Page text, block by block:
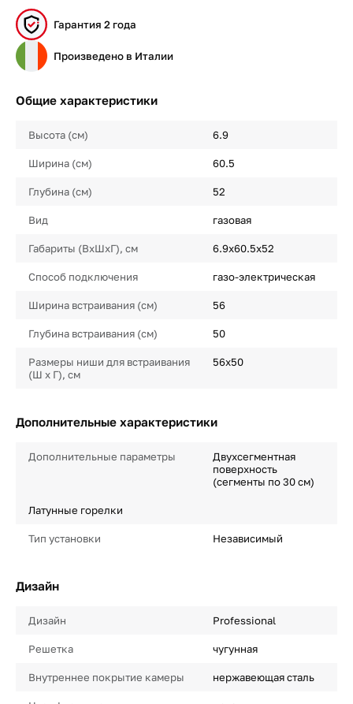
Гарантия 2 года
Произведено в Италии
Общие характеристики
Высота (см) 6.9
Ширина (см) 60.5
Глубина (см) 52
Вид газовая
Габариты (ВхШхГ), см 6.9x60.5x52
Способ подключения газо-электрическая
Ширина встраивания (см) 56
Глубина встраивания (см) 50
Размеры ниши для встраивания
(Ш х Г), см
56x50
Дополнительные характеристики
Дополнительные параметры
Двухсегментная
поверхность
(сегменты по 30 см)
Латунные горелки
Тип установки Независимый
Дизайн
Дизайн Professional
Решетка чугунная
Внутреннее покрытие камеры нержавеющая сталь